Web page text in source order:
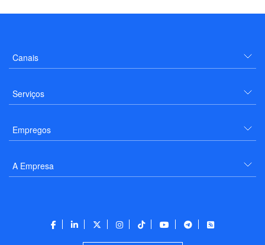
Canais
Serviços
Empregos
A Empresa